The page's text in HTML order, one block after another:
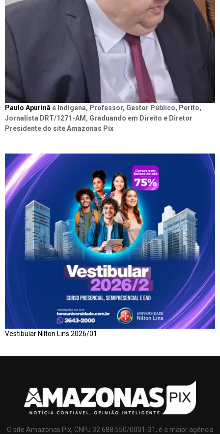
Paulo Apurinã é Indígena, Professor, Gestor Público, Perito,
Jornalista DRT/1271-AM, Graduando em Direito e Diretor
Presidente do site Amazonas Pix
Vestibular Nilton Lins 2026/01
O site Amazonas Pix, CNPJ 32.688.550/0001-31, é a maior agência